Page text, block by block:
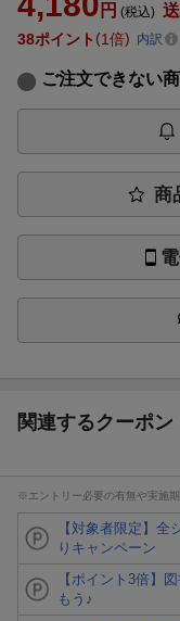
円 (税込)
38ポイント 1倍 内訳
ご注文できない
商
関連するクーポ
※エントリー必要の有無や実施
【対象者限定】
りキャンペーン
【ポイント3倍】
もう♪